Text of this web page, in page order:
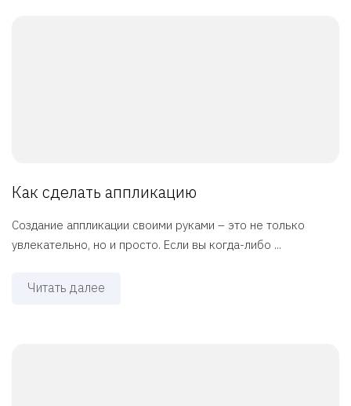
Как сделать аппликацию
Создание аппликации своими руками – это не только
увлекательно, но и просто. Если вы когда-либо ...
Читать далее